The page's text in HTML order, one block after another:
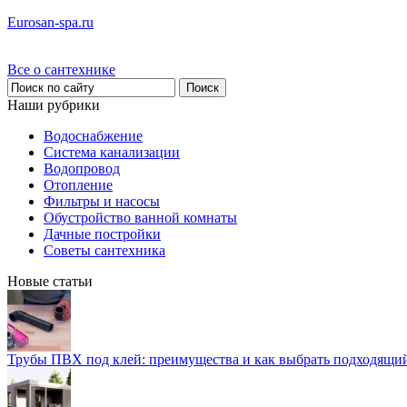
Eurosan-spa.ru
Все о сантехнике
Наши рубрики
Водоснабжение
Система канализации
Водопровод
Отопление
Фильтры и насосы
Обустройство ванной комнаты
Дачные постройки
Советы сантехника
Новые статьи
Трубы ПВХ под клей: преимущества и как выбрать